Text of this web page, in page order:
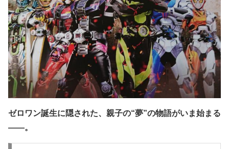
ゼロワン誕生に隠された、親子の“夢”の物語がいま始まる
――。